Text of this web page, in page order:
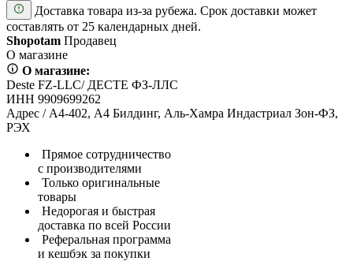
Доставка товара из-за рубежа. Срок доставки может
составлять от 25 календарных дней.
Shopotam Продавец
О магазине
О магазине:
Deste FZ-LLC/ ДЕСТЕ ФЗ-ЛЛС
ИНН 9909699262
Адрес / А4-402, А4 Билдинг, Аль-Хамра Индастриал Зон-ФЗ,
РЭХ
Прямое сотрудничество
с производителями
Только оригинальные
товары
Недорогая и быстрая
доставка по всей России
Реферальная программа
и кешбэк за покупки